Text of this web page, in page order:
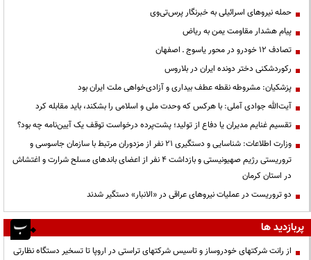
حمله نیروهای اسرائیلی به خبرنگار پرس‌تی‌وی
پیام هشدار مقاومت یمن به ریاض
تصادف ۱۲ خودرو در محور یاسوج ـ اصفهان
رکوردشکنی دختر دونده ایران در بلاروس
پزشکیان: مشروطه نقطه عطف بیداری و آزادی‌خواهی ملت ایران بود
آیت‌الله جوادی آملی: با هرکس که وحدت ملی و اسلامی را بشکند، باید مقابله کرد
تقسیم غنایم مدیران یا دفاع از تولید؛ پشت‌پرده درخواست توقف یک آیین‌نامه چه بود؟
وزارت اطلاعات: شناسایی و دستگیری ۲۱ نفر از مزدوران مرتبط با سازمان جاسوسی و
تروریستی رژیم صهیونیستی و بازداشت ۴ نفر از اعضای باندهای مسلح شرارت و اغتشاش
در استان کرمان
دو تروریست در عملیات نیروهای عراقی در «الانبار» دستگیر شدند
پربازدید ها
از رانت‌ شرکتهای خودروساز و تاسیس شرکتهای تراستی در اروپا تا تسخیر دستگاه نظارتی